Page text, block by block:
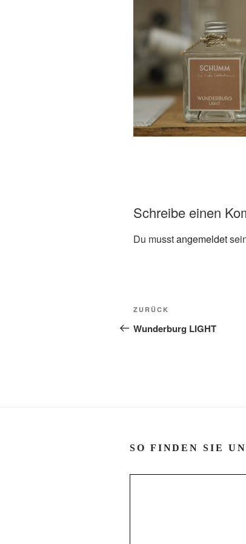
Schreibe einen
Du musstangemeldet
Vorheriger
Beitrag
ZURÜCK
Wunderburg LIGHT
SO FINDEN SIE